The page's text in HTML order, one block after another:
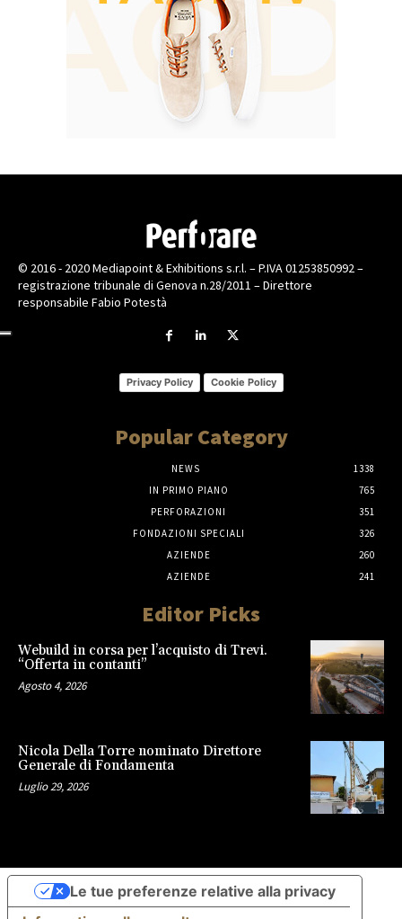
© 2016 - 2020 Mediapoint & Exhibitions s.r.l. – P.IVA 01253850992 –
registrazione tribunale di Genova n.28/2011 – Direttore
responsabile Fabio Potestà
Privacy Policy Cookie Policy
Popular Category
NEWS
1338
IN PRIMO PIANO
765
PERFORAZIONI
351
FONDAZIONI SPECIALI
326
AZIENDE
260
AZIENDE
241
Editor Picks
Webuild in corsa per l’acquisto di Trevi.
“Offerta in contanti”
Agosto 4, 2026
Nicola Della Torre nominato Direttore
Generale di Fondamenta
Luglio 29, 2026
Le tue preferenze relative alla privacy